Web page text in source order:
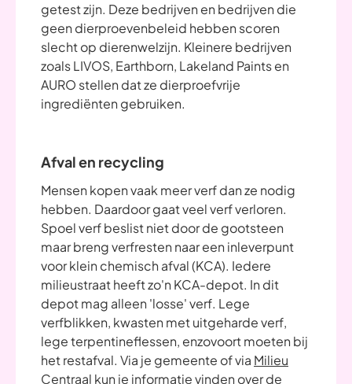
getest zijn. Deze bedrijven en bedrijven die
geen dierproevenbeleid hebben scoren
slecht op dierenwelzijn. Kleinere bedrijven
zoals LIVOS, Earthborn, Lakeland Paints en
AURO stellen dat ze dierproefvrije
ingrediënten gebruiken.
Afval en recycling
Mensen kopen vaak meer verf dan ze nodig
hebben. Daardoor gaat veel verf verloren.
Spoel verf beslist niet door de gootsteen
maar breng verfresten naar een inleverpunt
voor klein chemisch afval (KCA). Iedere
milieustraat heeft zo'n KCA-depot. In dit
depot mag alleen 'losse' verf. Lege
verfblikken, kwasten met uitgeharde verf,
lege terpentineflessen, enzovoort moeten bij
het restafval. Via je gemeente of via Milieu
Centraal kun je informatie vinden over de